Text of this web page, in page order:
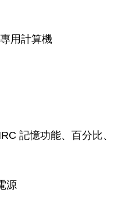
用計算機
記憶功能、百分比、
源